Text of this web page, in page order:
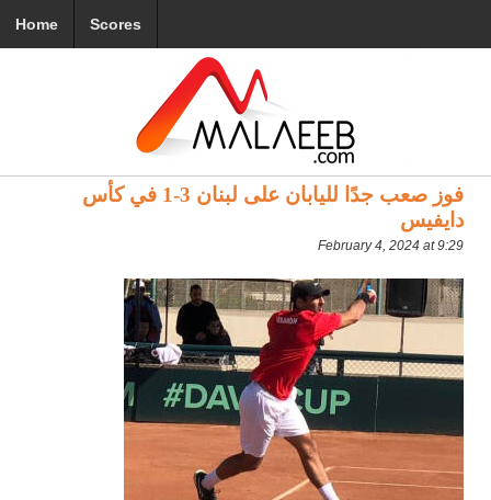
Home Scores
فوز صعب جدًا لليابان على لبنان 3-1 في كأس
دايفيس
February 4, 2024 at 9:29